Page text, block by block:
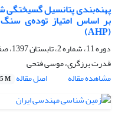
پهنه‌بندی پتانسیل
(AHP)
دوره 11، شماره 2، تابستان 1397، صفحه
قدرت برزگری، موسی فتحی
مشاهده مقاله
اصل مقاله M